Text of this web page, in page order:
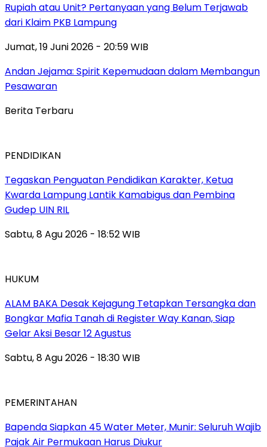
Rupiah atau Unit? Pertanyaan yang Belum Terjawab
dari Klaim PKB Lampung
Jumat, 19 Juni 2026 - 20:59 WIB
Andan Jejama: Spirit Kepemudaan dalam Membangun
Pesawaran
Berita Terbaru
PENDIDIKAN
Tegaskan Penguatan Pendidikan Karakter, Ketua
Kwarda Lampung Lantik Kamabigus dan Pembina
Gudep UIN RIL
Sabtu, 8 Agu 2026 - 18:52 WIB
HUKUM
ALAM BAKA Desak Kejagung Tetapkan Tersangka dan
Bongkar Mafia Tanah di Register Way Kanan, Siap
Gelar Aksi Besar 12 Agustus
Sabtu, 8 Agu 2026 - 18:30 WIB
PEMERINTAHAN
‎Bapenda Siapkan 45 Water Meter, Munir: Seluruh Wajib
Pajak Air Permukaan Harus Diukur